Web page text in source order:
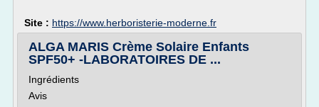
Site : https://www.herboristerie-moderne.fr
ALGA MARIS Crème Solaire Enfants
SPF50+ -LABORATOIRES DE ...
Ingrédients
Avis